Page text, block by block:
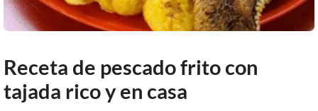
Receta de pescado frito con
tajada rico y en casa